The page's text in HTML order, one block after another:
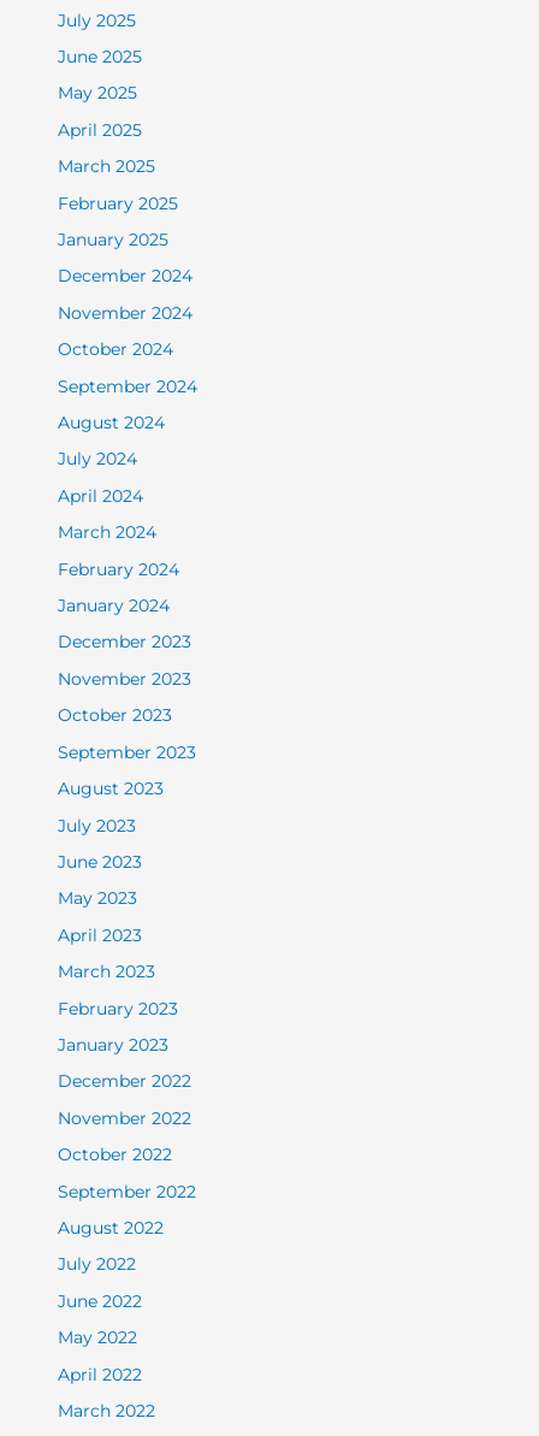
July 2025
June 2025
May 2025
April 2025
March 2025
February 2025
January 2025
December 2024
November 2024
October 2024
September 2024
August 2024
July 2024
April 2024
March 2024
February 2024
January 2024
December 2023
November 2023
October 2023
September 2023
August 2023
July 2023
June 2023
May 2023
April 2023
March 2023
February 2023
January 2023
December 2022
November 2022
October 2022
September 2022
August 2022
July 2022
June 2022
May 2022
April 2022
March 2022